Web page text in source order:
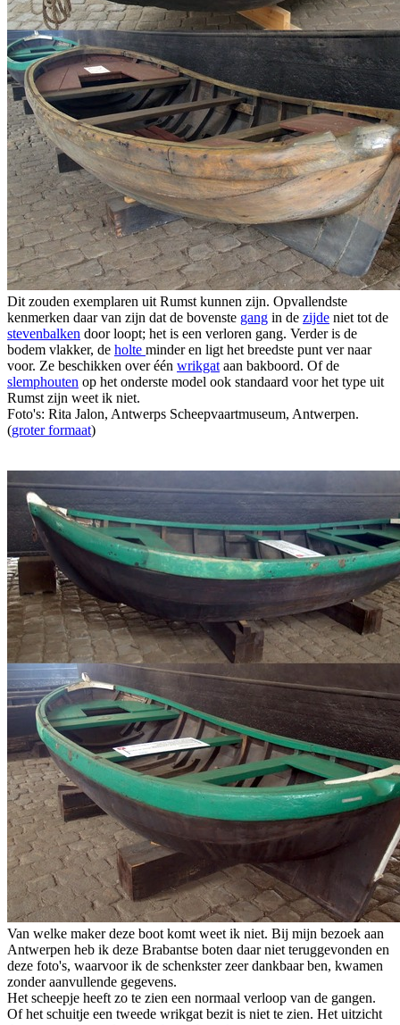
Dit zouden exemplaren uit Rumst kunnen zijn. Opvallendste
kenmerken daar van zijn dat de bovenste gang in de zijde niet tot de
stevenbalken door loopt; het is een verloren gang. Verder is de
bodem vlakker, de holte minder en ligt het breedste punt ver naar
voor. Ze beschikken over één wrikgat aan bakboord. Of de
slemphouten op het onderste model ook standaard voor het type uit
Rumst zijn weet ik niet.
Foto's: Rita Jalon, Antwerps Scheepvaartmuseum, Antwerpen.
(groter formaat)
Van welke maker deze boot komt weet ik niet. Bij mijn bezoek aan
Antwerpen heb ik deze Brabantse boten daar niet teruggevonden en
deze foto's, waarvoor ik de schenkster zeer dankbaar ben, kwamen
zonder aanvullende gegevens.
Het scheepje heeft zo te zien een normaal verloop van de gangen.
Of het schuitje een tweede wrikgat bezit is niet te zien. Het uitzicht